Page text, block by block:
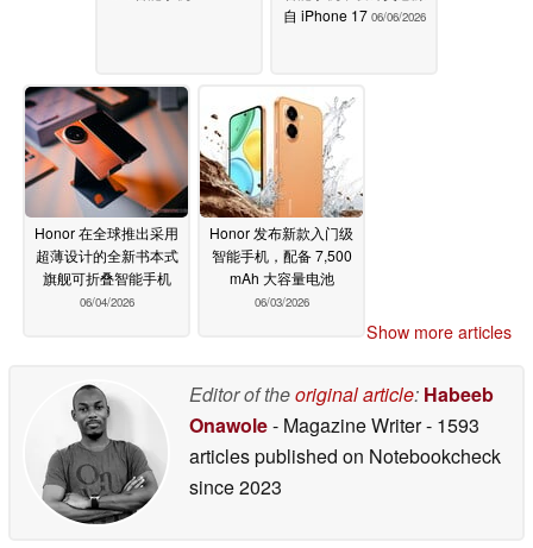
自 iPhone 17 06/06/2026
Honor 在全球推出采用
超薄设计的全新书本式
旗舰可折叠智能手机
06/04/2026
Honor 发布新款入门级
智能手机，配备 7,500
mAh 大容量电池
06/03/2026
Show more articles
Editor of theoriginal article: Habeeb
Onawole- Magazine Writer- 1593
articles published on Notebookcheck
since 2023